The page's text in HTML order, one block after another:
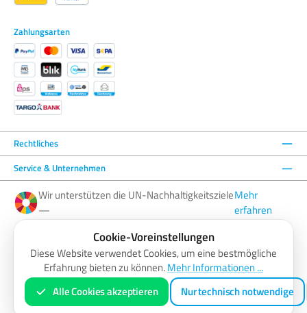
Zahlungsarten
Rechtliches
Service & Unternehmen
Wir unterstützen die UN-Nachhaltigkeitsziele
—
Mehr
erfahren
Facebook Instagram YouTube LinkedIn
Barrierefreiheitserklärung Datenschutzerklärung Impressum
Widerrufsbelehrung
Vertrag widerrufen
* Alle Preise inkl. gesetzl. Mehrwertsteuer zzgl.Versandkostenund ggf. Nachnahmegebühren, wenn nicht anders
angegeben.
Cookie-Voreinstellungen
Diese Website verwendet Cookies, um eine bestmögliche
Erfahrung bieten zu können.Mehr Informationen ...
Alle Cookies akzeptieren
Nur technisch notwendige